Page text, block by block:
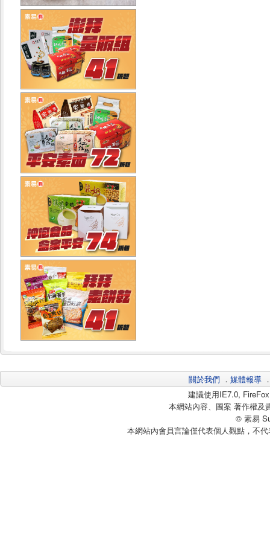
關於我們 ． 媒體報導
建議使用IE7.0,
本網站內容、圖案 著作權及
© 素易
本網站內會員言論僅代表個人觀點，不